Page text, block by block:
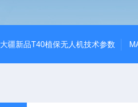
大疆新品T40植保无人机技术参数